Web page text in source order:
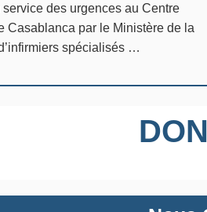
des urgences au Centre
Casablanca par le Ministère de la
spécialisés …